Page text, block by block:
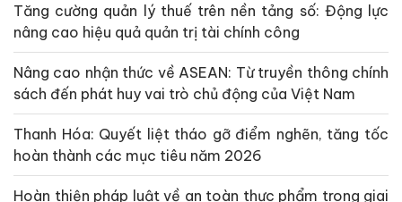
Tăng cường quản lý thuế trên nền tảng số: Động lực
nâng cao hiệu quả quản trị tài chính công
Nâng cao nhận thức về ASEAN: Từ truyền thông chính
sách đến phát huy vai trò chủ động của Việt Nam
Thanh Hóa: Quyết liệt tháo gỡ điểm nghẽn, tăng tốc
hoàn thành các mục tiêu năm 2026
Hoàn thiện pháp luật về an toàn thực phẩm trong giai